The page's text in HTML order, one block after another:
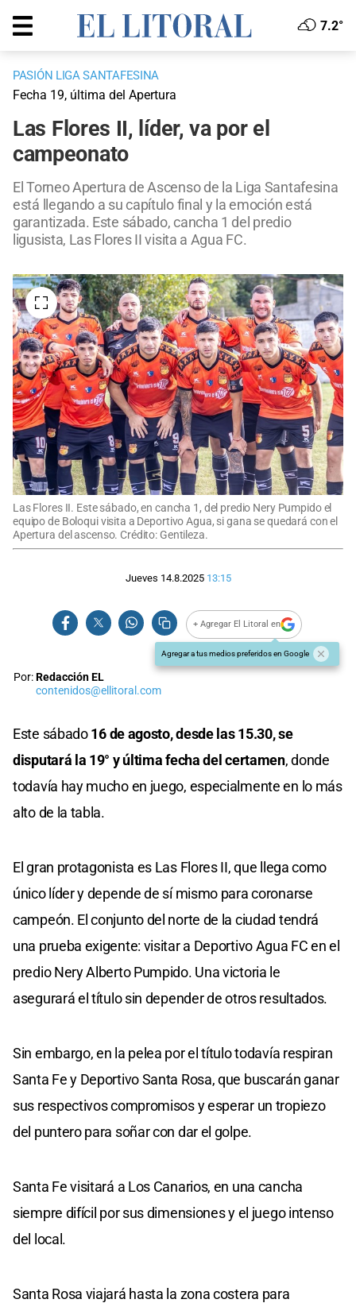
7.2°
PASIÓN LIGA SANTAFESINA
Fecha 19, última del Apertura
Las Flores II, líder, va por el
campeonato
El Torneo Apertura de Ascenso de la Liga Santafesina
está llegando a su capítulo final y la emoción está
garantizada. Este sábado, cancha 1 del predio
ligusista, Las Flores II visita a Agua FC.
Las Flores II. Este sábado, en cancha 1, del predio Nery Pumpido el
equipo de Boloqui visita a Deportivo Agua, si gana se quedará con el
Apertura del ascenso. Crédito: Gentileza.
Jueves 14.8.2025 13:15
+ Agregar El Litoral en
Agregar a tus medios preferidos en Google
Por:Redacción EL
contenidos@ellitoral.com
Este sábado16 de agosto, desde las 15.30, se
disputará la 19° y última fecha del certamen, donde
todavía hay mucho en juego, especialmente en lo más
alto de la tabla.
El gran protagonista es Las Flores II, que llega como
único líder y depende de sí mismo para coronarse
campeón. El conjunto del norte de la ciudad tendrá
una prueba exigente: visitar a Deportivo Agua FC en el
predio Nery Alberto Pumpido. Una victoria le
asegurará el título sin depender de otros resultados.
Sin embargo, en la pelea por el título todavía respiran
Santa Fe y Deportivo Santa Rosa, que buscarán ganar
sus respectivos compromisos y esperar un tropiezo
del puntero para soñar con dar el golpe.
Santa Fe visitará a Los Canarios, en una cancha
siempre difícil por sus dimensiones y el juego intenso
del local.
Santa Rosa viajará hasta la zona costera para